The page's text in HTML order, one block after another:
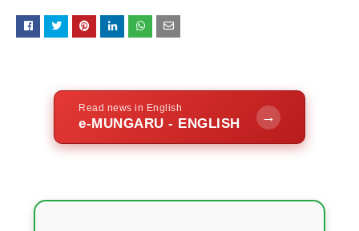
Read news in English
e-MUNGARU - ENGLISH →